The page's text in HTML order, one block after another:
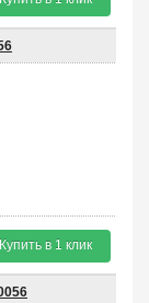
Купить в 1 клик